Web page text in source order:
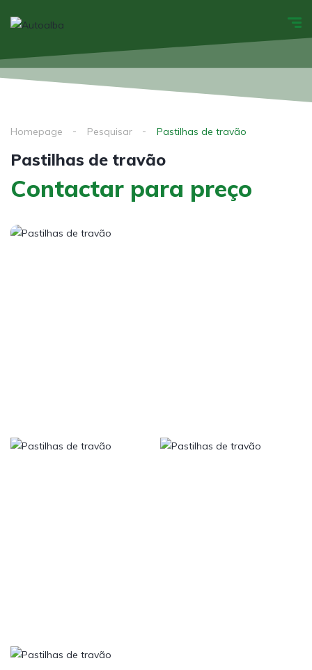
Homepage Pesquisar Pastilhas de travão
Pastilhas de travão
Contactar para preço